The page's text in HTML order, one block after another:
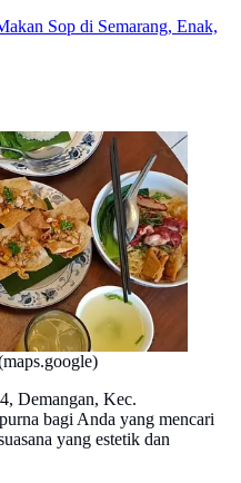
Sop di Semarang, Enak,
Demangan, Kec.
bagi Anda yang mencari
yang estetik dan